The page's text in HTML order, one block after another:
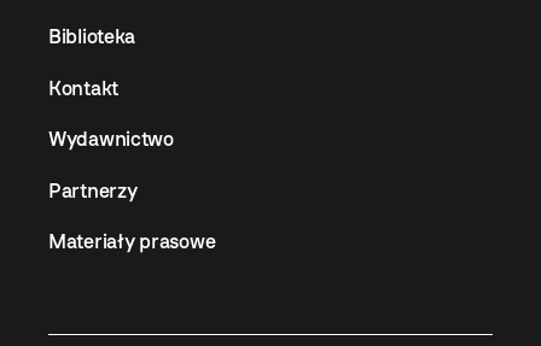
Biblioteka
Kontakt
Wydawnictwo
Partnerzy
Materiały prasowe